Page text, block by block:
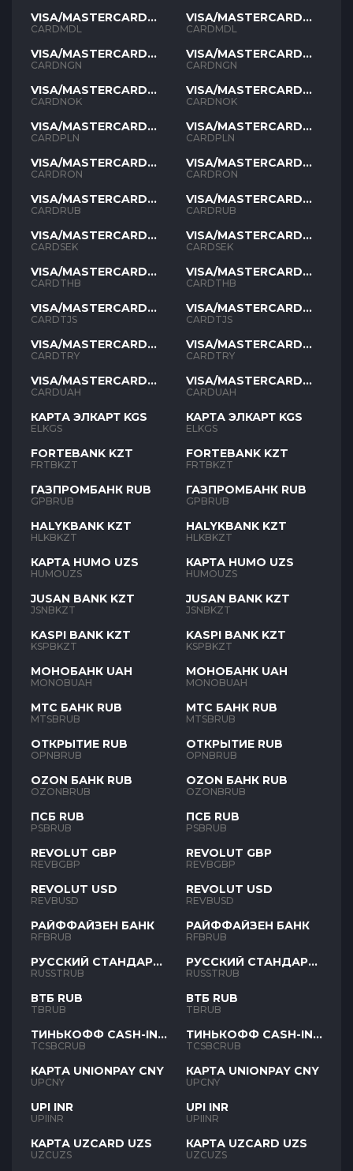
VISA/MASTERCARD
MDL
CARDMDL
VISA/MASTERCARD
NGN
CARDNGN
VISA/MASTERCARD
NOK
CARDNOK
VISA/MASTERCARD
PLN
CARDPLN
VISA/MASTERCARD
RON
CARDRON
VISA/MASTERCARD
RUB
CARDRUB
VISA/MASTERCARD
SEK
CARDSEK
VISA/MASTERCARD
THB
CARDTHB
VISA/MASTERCARD
TJS
CARDTJS
VISA/MASTERCARD
TYR
CARDTRY
VISA/MASTERCARD
UAH
CARDUAH
КАРТА ЭЛКАРТ KGS
ELKGS
FORTEBANK KZT
FRTBKZT
ГАЗПРОМБАНК RUB
GPBRUB
HALYKBANK KZT
HLKBKZT
КАРТА HUMO UZS
HUMOUZS
JUSAN BANK KZT
JSNBKZT
KASPI BANK KZT
KSPBKZT
МОНОБАНК UAH
MONOBUAH
МТС БАНК RUB
MTSBRUB
ОТКРЫТИЕ RUB
OPNBRUB
OZON БАНК RUB
OZONBRUB
ПСБ RUB
PSBRUB
REVOLUT GBP
REVBGBP
REVOLUT USD
REVBUSD
РАЙФФАЙЗЕН БАНК
RFBRUB
РУССКИЙ СТАНДАРТ
RUB
RUSSTRUB
ВТБ RUB
TBRUB
ТИНЬКОФФ CASH-IN
RUB
TCSBCRUB
КАРТА UNIONPAY CNY
UPCNY
UPI INR
UPIINR
КАРТА UZCARD UZS
UZCUZS
VISA/MASTERCARD
MDL
CARDMDL
VISA/MASTERCARD
NGN
CARDNGN
VISA/MASTERCARD
NOK
CARDNOK
VISA/MASTERCARD
PLN
CARDPLN
VISA/MASTERCARD
RON
CARDRON
VISA/MASTERCARD
RUB
CARDRUB
VISA/MASTERCARD
SEK
CARDSEK
VISA/MASTERCARD
THB
CARDTHB
VISA/MASTERCARD
TJS
CARDTJS
VISA/MASTERCARD
TYR
CARDTRY
VISA/MASTERCARD
UAH
CARDUAH
КАРТА ЭЛКАРТ KGS
ELKGS
FORTEBANK KZT
FRTBKZT
ГАЗПРОМБАНК RUB
GPBRUB
HALYKBANK KZT
HLKBKZT
КАРТА HUMO UZS
HUMOUZS
JUSAN BANK KZT
JSNBKZT
KASPI BANK KZT
KSPBKZT
МОНОБАНК UAH
MONOBUAH
МТС БАНК RUB
MTSBRUB
ОТКРЫТИЕ RUB
OPNBRUB
OZON БАНК RUB
OZONBRUB
ПСБ RUB
PSBRUB
REVOLUT GBP
REVBGBP
REVOLUT USD
REVBUSD
РАЙФФАЙЗЕН БАНК
RFBRUB
РУССКИЙ СТАНДАРТ
RUB
RUSSTRUB
ВТБ RUB
TBRUB
ТИНЬКОФФ CASH-IN
RUB
TCSBCRUB
КАРТА UNIONPAY CNY
UPCNY
UPI INR
UPIINR
КАРТА UZCARD UZS
UZCUZS